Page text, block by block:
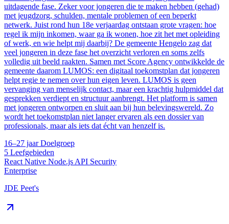
uitdagende fase. Zeker voor jongeren die te maken hebben (gehad)
met jeugdzorg, schulden, mentale problemen of een beperkt
netwerk. Juist rond hun 18e verjaardag ontstaan grote vragen: hoe
regel ik mijn inkomen, waar ga ik wonen, hoe zit het met opleiding
of werk, en wie helpt mij daarbij? De gemeente Hengelo zag dat
veel jongeren in deze fase het overzicht verloren en soms zelfs
volledig uit beeld raakten. Samen met Score Agency ontwikkelde de
gemeente daarom LUMOS: een digitaal toekomstplan dat jongeren
helpt regie te nemen over hun eigen leven. LUMOS is geen
vervanging van menselijk contact, maar een krachtig hulpmiddel dat
gesprekken verdiept en structuur aanbrengt. Het platform is samen
met jongeren ontworpen en sluit aan bij hun belevingswereld. Zo
wordt het toekomstplan niet langer ervaren als een dossier van
professionals, maar als iets dat écht van henzelf is.
16–27 jaarDoelgroep
5 Leefgebieden
React Native Node.js API Security
Enterprise
JDE Peet's